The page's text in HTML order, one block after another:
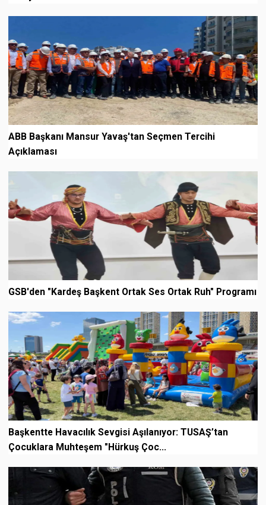
ABB Başkanı Mansur Yavaş'tan Seçmen Tercihi
Açıklaması
GSB'den "Kardeş Başkent Ortak Ses Ortak Ruh" Programı
Başkentte Havacılık Sevgisi Aşılanıyor: TUSAŞ’tan
Çocuklara Muhteşem "Hürkuş Çoc...